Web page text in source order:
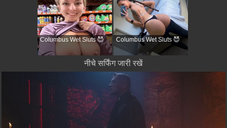
Columbus Wet Sluts 😈 Columbus Wet Sluts 😈
नीचे सर्फिंग जारी रखें